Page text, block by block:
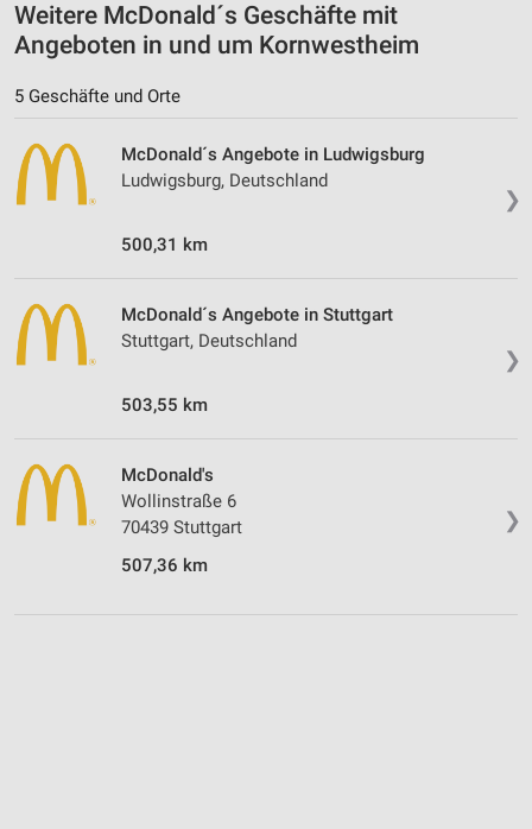
Weitere McDonald´s Geschäfte mit
Angeboten in und um Kornwestheim
5 Geschäfte und Orte
❯
McDonald´s Angebote in Ludwigsburg
Ludwigsburg, Deutschland
500,31 km
❯
McDonald´s Angebote in Stuttgart
Stuttgart, Deutschland
503,55 km
❯
McDonald's
Wollinstraße 6
70439 Stuttgart
507,36 km